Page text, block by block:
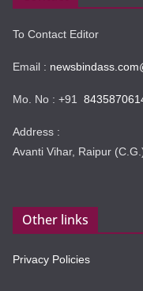
To Contact Editor
Email :
Mo. No : +91
Address :
Avanti Vihar, Raipur
Other links
Privacy Policies